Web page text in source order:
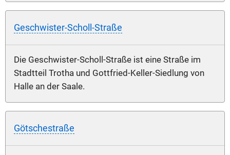
Geschwister-Scholl-Straße
Die Geschwister-Scholl-Straße ist eine Straße im
Stadtteil Trotha und Gottfried-Keller-Siedlung von
Halle an der Saale.
Götschestraße